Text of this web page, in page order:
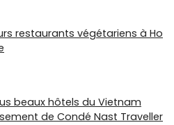
restaurants végétariens à Ho
beaux hôtels du Vietnam
de Condé Nast Traveller